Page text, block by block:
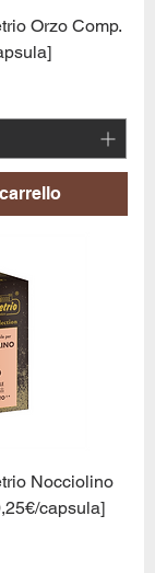
Orzo Comp.
Nocciolino
capsula]